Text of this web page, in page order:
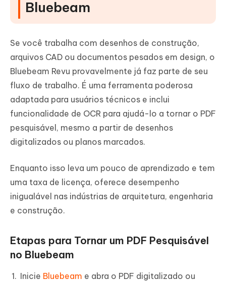
Bluebeam
Se você trabalha com desenhos de construção,
arquivos CAD ou documentos pesados em design, o
Bluebeam Revu provavelmente já faz parte de seu
fluxo de trabalho. É uma ferramenta poderosa
adaptada para usuários técnicos e inclui
funcionalidade de OCR para ajudá-lo a tornar o PDF
pesquisável, mesmo a partir de desenhos
digitalizados ou planos marcados.
Enquanto isso leva um pouco de aprendizado e tem
uma taxa de licença, oferece desempenho
inigualável nas indústrias de arquitetura, engenharia
e construção.
Etapas para Tornar um PDF Pesquisável
no Bluebeam
Inicie Bluebeam e abra o PDF digitalizado ou